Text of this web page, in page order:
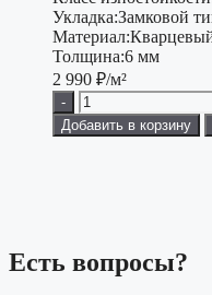
Укладка:Замковой
Материал:
Толщина:6 мм
2 990 ₽/м²
-
Добавить в корзину
Есть вопросы?